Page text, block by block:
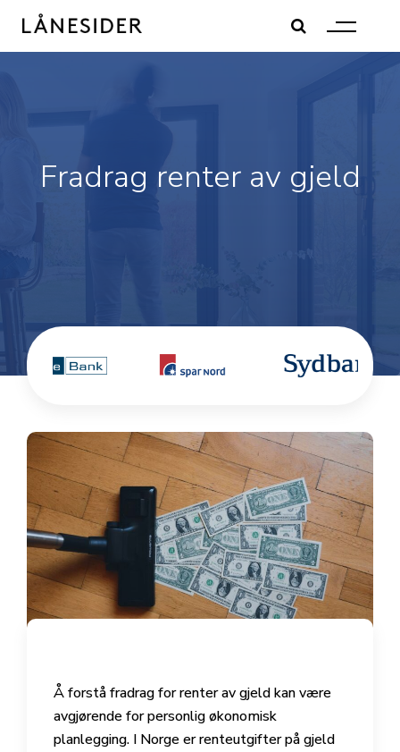
content
Fradrag renter av gjeld
Å forstå fradrag for renter av gjeld kan være
avgjørende for personlig økonomisk
planlegging. I Norge er renteutgifter på gjeld